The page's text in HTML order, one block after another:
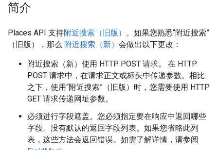
简介
Places API 支持附近搜索（旧版） 。如果您熟悉“附近搜索”
（旧版），那么 附近搜索（新） 会做出以下更改：
附近搜索（新）使用 HTTP POST 请求。 在 HTTP
POST 请求中，在请求正文或标头中传递参数。相比
之下，使用“附近搜索”（旧版）时，您需要使用 HTTP
GET 请求传递网址参数。
必须进行字段遮盖。您必须指定要在响应中返回哪些
字段。没有默认的返回字段列表。如果您省略此列
表，这些方法会返回错误。如需了解详情，请参阅